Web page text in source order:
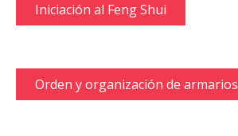
Iniciación al Feng Shui
Orden y organización de armarios